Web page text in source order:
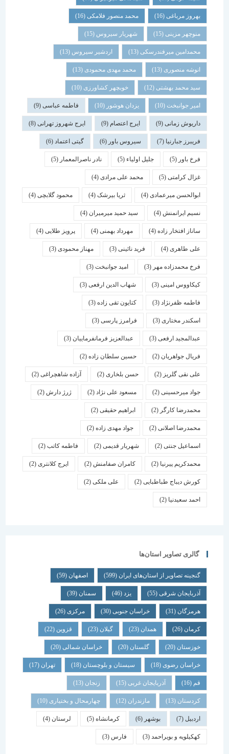
بهروز مرباغی (16) محمد منصور فلامکی (16)
منوچهر مزینی(15) شهریار سیروس(15)
محمدامین میرفندرسکی(13) اردشیر سیروس(13)
انوشه منصوری(13) محمد مهدی محمودی(13)
سید محمد بهشتی(12) خوبچهر کشاورزی(10)
امیر جوانبخت(10) یزدان هوشور(10) فاطمه عباسی(9)
داریوش زمانی(9) ایرج اعتصام(9) ایرج شهروز تهرانی(8)
فریبرز جبارنیا(7) سیروس باور(6) گیتی اعتماد(6)
فرخ باور(5) جلیل اولیاء(5) نادر ناصرالمعمار (5)
غزال کرامتی(5) محمد علی مرادی(4)
ابوالحسن میرعمادی(4) ثریا بیرشک(4) محمود گلابچی(4)
نسیم ایرانمنش(4) سید حمید میرمیران(4)
ساناز افتخار زاده(4) مهرداد بهمنی (4) پرویز طلایی(4)
علی طاهری(4) فرید نائینی(3) مهناز محمودی(3)
فرخ محمدزاده مهر(3) امید جوانبخت(3)
کیکاووس امینی(3) شهاب الدین ارفعی(3)
فاطمه ظفرنژاد(3) کتایون تقی زاده(3)
اسكندر مختاری (3) فرامرز پارسی(3)
عبدالمجید ارفعی(3) عبدالعزیز فرمانفرماییان(3)
فریال جواهریان(2) حسین سلطان زاده(2)
علی نقی گلریز(2) حسن بلخاری(2) آزاده شاهچراغی(2)
جواد میرحسینی(2) مسعود علی نژاد(2) ژرژ دارش (2)
محمدرضا کارگر(2) ابراهیم حقیقی(2)
محمدرضا اصلانی(2) جواد مهدی زاده(2)
اسماعیل جنتی(2) شهریار قدیمی(2) فاطمه کاتب(2)
محمدکریم پیرنیا (2) کامران صفامنش(2) ایرج کلانتری (2)
کورش دیباج طباطبایی(2) علی ملکی(2)
احمد سعیدنیا (2)
گالری تصاویر استان‌ها
گنجینه تصاویر از استان‌های ایران(599) اصفهان (59)
آذربایجان شرقی(55) یزد سمنان (39)
هرمزگان(31) خراسان جنوبی(30) مرکزی (26)
همدان گیلان قزوین
خوزستان(20) گلستان (20) خراسان شمالی(20)
خراسان رضوی(18) سیستان و بلوچستان(18) تهران
آذربایجان غربی(15) زنجان
کردستان(13) مازندران(12) چهارمحال و بختیاری (10)
بوشهر کرمانشاه(5) لرستان (4)
کهکیلویه و بویراحمد(3) فارس